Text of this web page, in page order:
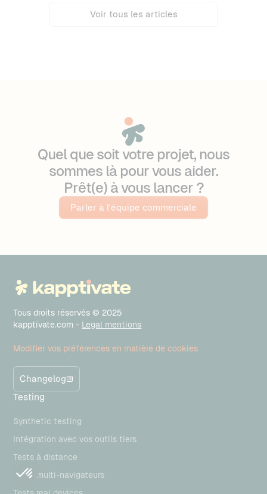
Voir tous les articles
Quel que soit votre projet, nous
sommes là pour vous aider.
Prêt(e) à vous lancer ?
Parler à l'équipe commerciale
Tous droits réservés © 2025
kapptivate.com - Legal mentions
Modifier vos préférences en matière de cookies
Changelog
Testing
Synthetic testing
Intégration avec vos outils tiers
Tests à distance
Tests multi-navigateurs